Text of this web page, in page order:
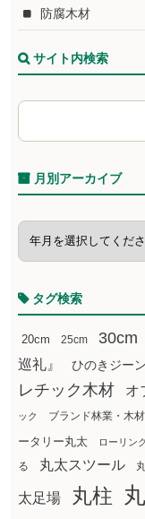
防腐木材
サイト内検索
月別アーカイブ
タグ検索
20cm 25cm 30cm
巡礼』
ひのきジー
レチック木材
オ
ック ブランド林業・木材
ータリー丸太
ローリン
る
丸太スツール
太足場 丸柱